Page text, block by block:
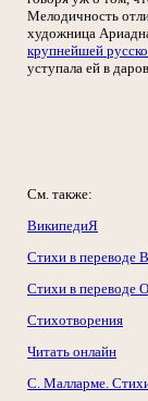
Мелодичность
художница
крупнейшей
уступала ей в
См. также:
ВикипедиЯ
Стихи в переводе
Стихи в переводе
Стихотворения
Читать онлайн
С. Малларме.